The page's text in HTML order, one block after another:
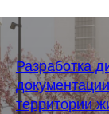
Разработка
территории